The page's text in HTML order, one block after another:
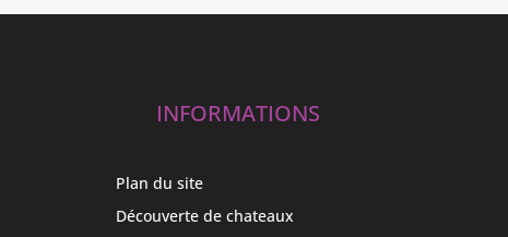
INFORMATIONS
Plan du site
Découverte de chateaux